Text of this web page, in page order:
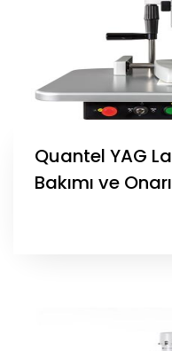
Quantel YAG
Bakımı ve Onarı